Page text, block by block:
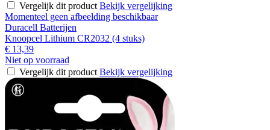
Vergelijk dit product Bekijk vergelijking
Momenteel geen afbeelding beschikbaar
Duracell Batterijen
Knoopcel Lithium CR2032 (4 stuks)
€ 13,39
Niet op voorraad
Vergelijk dit product Bekijk vergelijking